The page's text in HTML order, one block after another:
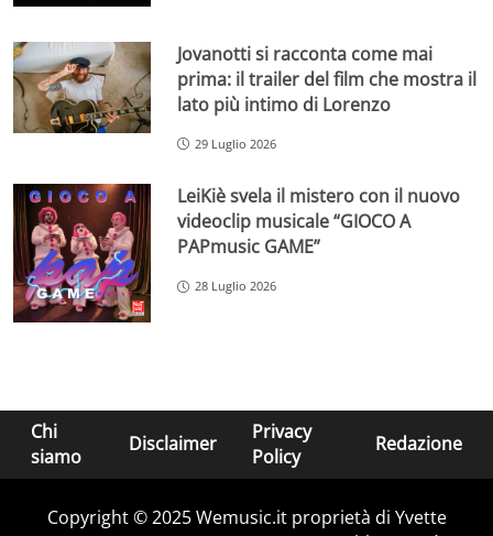
Jovanotti si racconta come mai
prima: il trailer del film che mostra il
lato più intimo di Lorenzo
29 Luglio 2026
LeiKiè svela il mistero con il nuovo
videoclip musicale “GIOCO A
PAPmusic GAME”
28 Luglio 2026
Chi
siamo
Disclaimer
Privacy
Policy
Redazione
Copyright © 2025 Wemusic.it proprietà di Yvette